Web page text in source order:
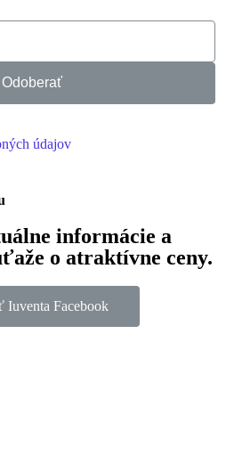
Odoberať
údajov
informácie a
o atraktívne ceny.
Iuventa Facebook